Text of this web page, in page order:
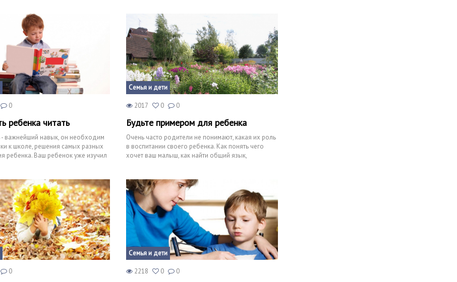
0
ребенка читать
- важнейший навык, он необходим
к школе, решения самых разных
ребенка. Ваш ребенок уже изучил
Семья и дети
2017 0 0
Будьте примером для ребенка
Очень часто родители не понимают, какая их роль
в воспитании своего ребенка. Как понять чего
хочет ваш малыш, как найти общий язык,
0
Семья и дети
2218 0 0